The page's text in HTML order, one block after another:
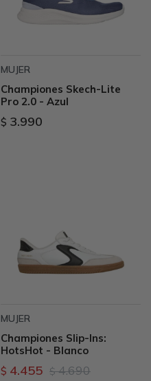
MUJER
Championes Skech-Lite
Pro 2.0 - Azul
$ 3.990
MUJER
Championes Slip-Ins:
HotsHot - Blanco
$ 4.455 $ 4.690